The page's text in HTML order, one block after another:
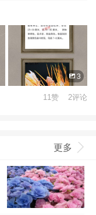
3
11赞 2评论
更多